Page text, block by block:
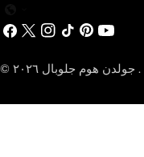
فيسبوك
X
انستغرام
تيك بينترست
يوتيوب
جولدن هوم جلوبال .